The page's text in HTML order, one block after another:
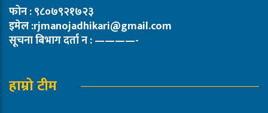
फोन : ९८०७९२१७२३
इमेल :rjmanojadhikari@gmail.com
सूचना बिभाग दर्ता न : ————-
हाम्रो टीम